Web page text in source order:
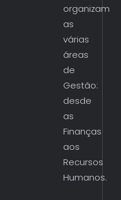
organizam
as
várias
áreas
de
Gestão:
desde
as
Finanças
aos
Recursos
Humanos.